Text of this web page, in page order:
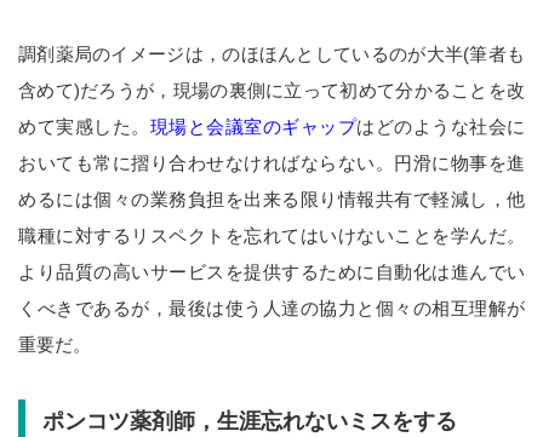
調剤薬局のイメージは，のほほんとしているのが大半(筆者も
含めて)だろうが，現場の裏側に立って初めて分かることを改
めて実感した。 現場と会議室のギャップはどのような社会に
おいても常に摺り合わせなければならない。円滑に物事を進
めるには個々の業務負担を出来る限り情報共有で軽減し，他
職種に対するリスペクトを忘れてはいけないことを学んだ。
より品質の高いサービスを提供するために自動化は進んでい
くべきであるが，最後は使う人達の協力と個々の相互理解が
重要だ。
ポンコツ薬剤師，生涯忘れないミスをする